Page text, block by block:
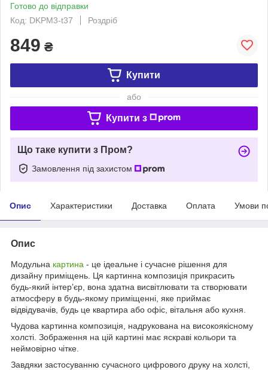
Готово до відправки
Код: DKPM3-t37
Роздріб
849 ₴
Купити
або
Купити з
Що таке купити з Пром?
Замовлення під захистом
Опис Характеристики Доставка Оплата Умови
Опис
Модульна картина - це ідеальне і сучасне рішення для
дизайну приміщень. Ця картинна композиція прикрасить
будь-який інтер’єр, вона здатна висвітлювати та створювати
атмосферу в будь-якому приміщенні, яке приймає
відвідувачів, будь це квартира або офіс, вітальня або кухня.
Чудова картинна композиція, надрукована на високоякісному
холсті. Зображення на цій картині має яскраві кольори та
неймовірно чітке.
Завдяки застосуванню сучасного цифрового друку на холсті,